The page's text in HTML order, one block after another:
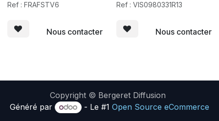
Ref : FRAFSTV6
Nous contacter
Ref : VIS0980331R13
Nous contacter
Copyright © Bergeret Diffusion
Généré par
- Le #1 Open Source eCommerce